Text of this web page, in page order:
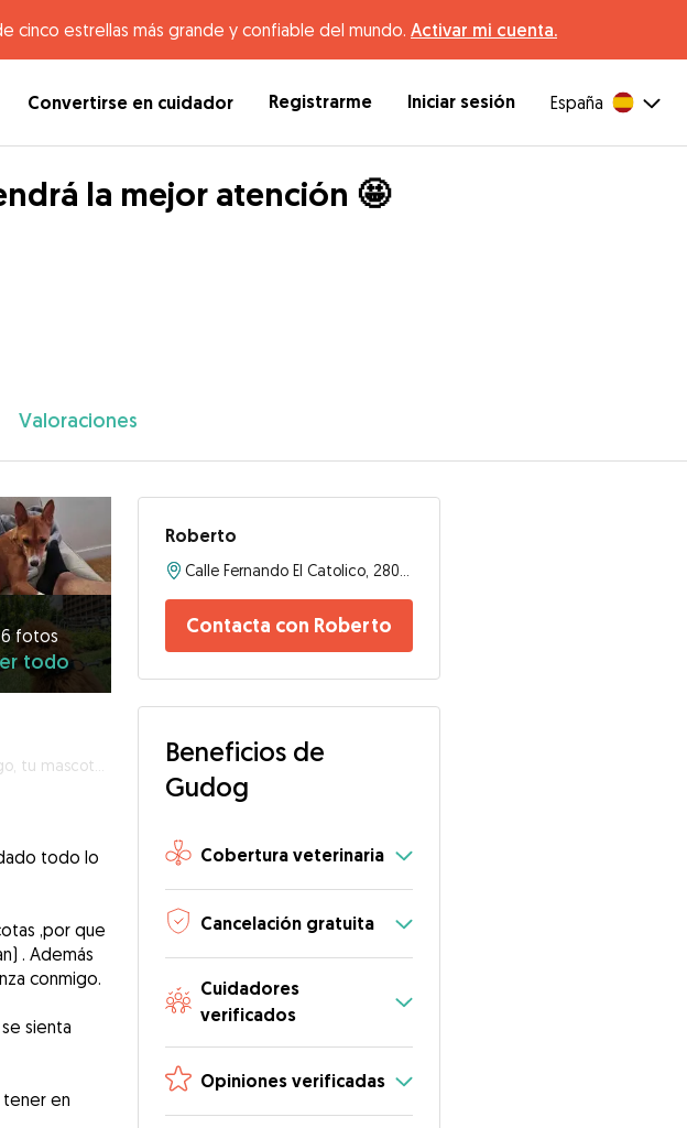
cinco estrellas más grande y confiable del mundo. Activar mi cuenta.
Convertirse en cuidador Registrarme Iniciar sesión España
la mejor atención 🤩
Valoraciones
6 fotos
todo
tendrá la mejor atención 🤩
todo lo
,por que
. Además
conmigo.
sienta
tener en
Roberto
Contacta con Roberto
Beneficios de
Gudog
Cobertura veterinaria
Cancelación gratuita
Cuidadores
verificados
Opiniones verificadas